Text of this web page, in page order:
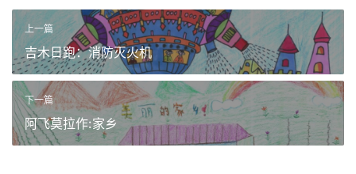
上一篇
吉木日跑：消防灭火机
下一篇
阿飞莫拉作:家乡